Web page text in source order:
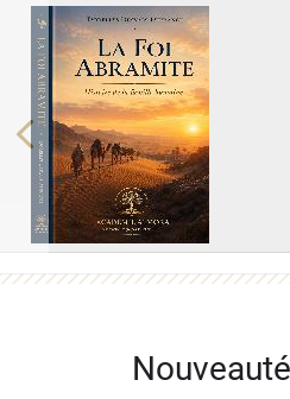
Previous